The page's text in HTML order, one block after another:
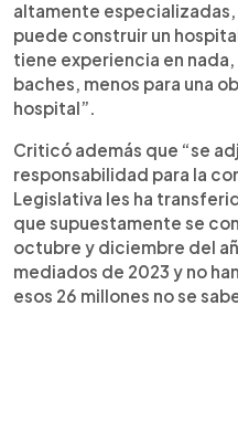
altamente
puede construir un
tiene experiencia en
baches, menos para una
hospital”.
Criticó además que “se
responsabilidad para la
Legislativa les ha
que supuestamente se
octubre y diciembre del
mediados de 2023 y no
esos 26 millones no se